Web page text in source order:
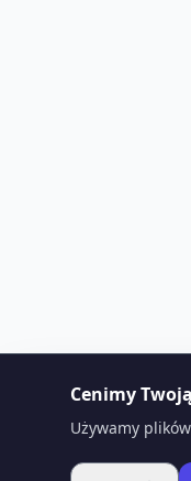
Cenimy
Używamy